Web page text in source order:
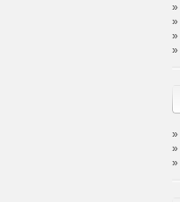
»
»
»
»
»
»
»